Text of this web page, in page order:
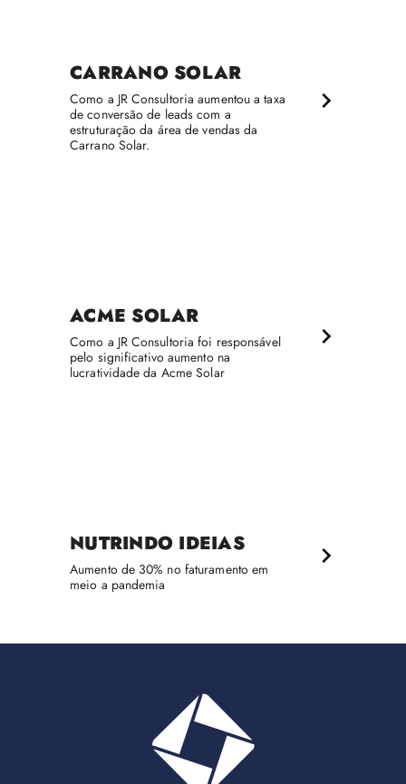
CARRANO SOLAR
Como a JR Consultoria aumentou a taxa
de conversão de leads com a
estruturação da área de vendas da
Carrano Solar.
ACME SOLAR
Como a JR Consultoria foi responsável
pelo significativo aumento na
lucratividade da Acme Solar
NUTRINDO IDEIAS
Aumento de 30% no faturamento em
meio a pandemia